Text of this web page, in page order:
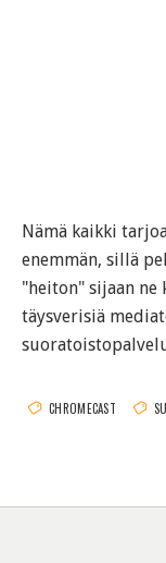
Nämä kaikki
enemmän, sillä
"heiton" sijaan ne
täysverisiä
CHROMECAST